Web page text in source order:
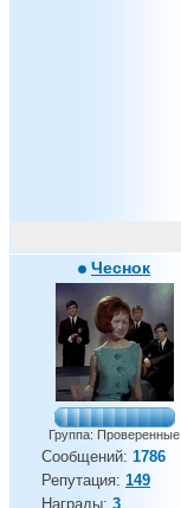
Чеснок
Группа: Проверенные
Сообщений: 1786
Репутация: 149
Награды: 3